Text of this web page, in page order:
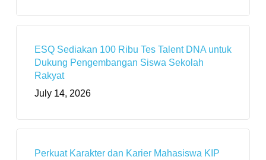
ESQ Sediakan 100 Ribu Tes Talent DNA untuk
Dukung Pengembangan Siswa Sekolah
Rakyat
July 14, 2026
Perkuat Karakter dan Karier Mahasiswa KIP